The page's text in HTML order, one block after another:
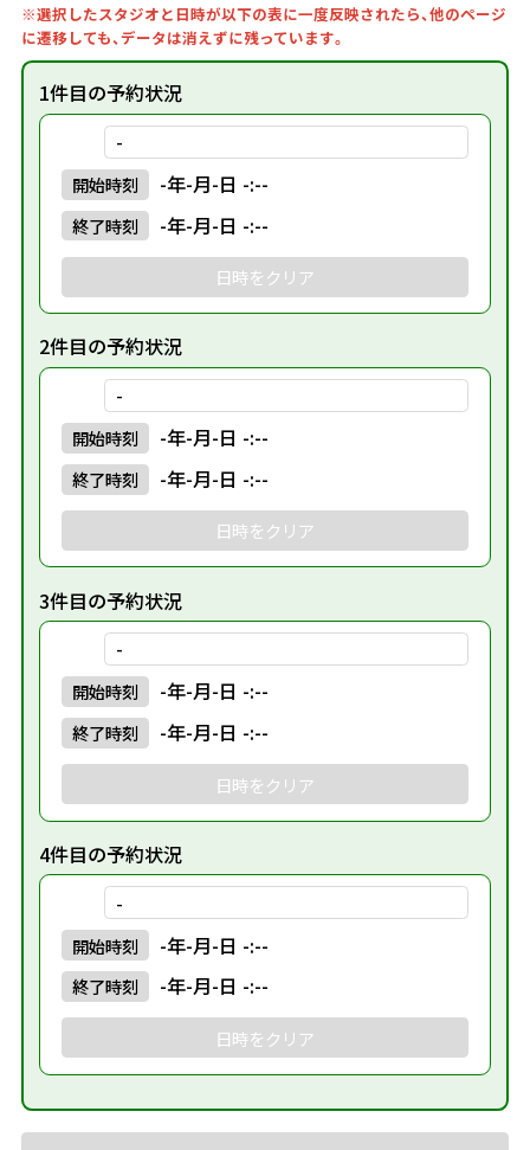
※選択したスタジオと日時が以下の表に一度反映されたら、他のページ
に遷移しても、データは消えずに残っています。
1件目の予約状況
-
開始時刻 -年-月-日 -:--
終了時刻 -年-月-日 -:--
日時をクリア
2件目の予約状況
-
開始時刻 -年-月-日 -:--
終了時刻 -年-月-日 -:--
日時をクリア
3件目の予約状況
-
開始時刻 -年-月-日 -:--
終了時刻 -年-月-日 -:--
日時をクリア
4件目の予約状況
-
開始時刻 -年-月-日 -:--
終了時刻 -年-月-日 -:--
日時をクリア